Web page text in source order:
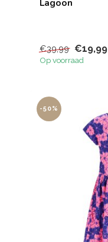
Lagoon
€39,99 €19,99
Op voorraad
-50%